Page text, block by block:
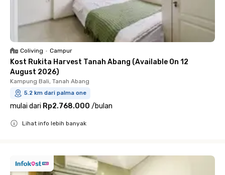
Coliving • Campur
Kost Rukita Harvest Tanah Abang (Available On 12
August 2026)
Kampung Bali, Tanah Abang
5.2 km dari palma one
mulai dari Rp2.768.000 /bulan
Lihat info lebih banyak